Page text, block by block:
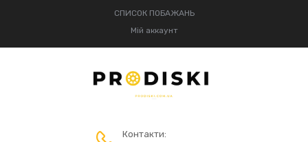
СПИСОК ПОБАЖАНЬ
Мій аккаунт
Контакти: